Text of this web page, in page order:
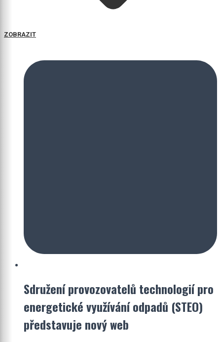
ZOBRAZIT
Sdružení provozovatelů technologií pro
energetické využívání odpadů (STEO)
představuje nový web